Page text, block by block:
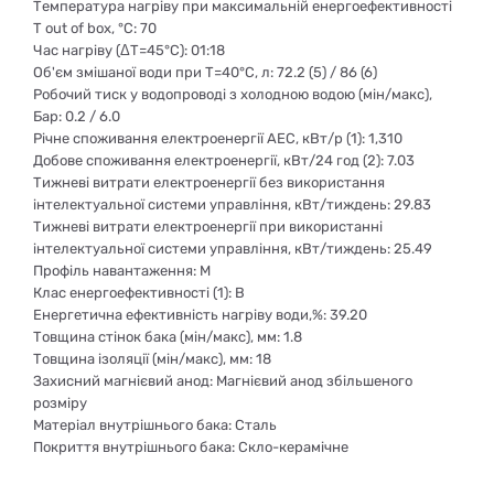
Температура нагріву при максимальній енергоефективності
T out of box, °С: 70
Час нагріву (ΔT=45°С): 01:18
Об'єм змішаної води при Т=40°С, л: 72.2 (5) / 86 (6)
Робочий тиск у водопроводі з холодною водою (мін/макс),
Бар: 0.2 / 6.0
Річне споживання електроенергії АЕС, кВт/р (1): 1,310
Добове споживання електроенергії, кВт/24 год (2): 7.03
Тижневі витрати електроенергії без використання
інтелектуальної системи управління, кВт/тиждень: 29.83
Тижневі витрати електроенергії при використанні
інтелектуальної системи управління, кВт/тиждень: 25.49
Профіль навантаження: M
Клас енергоефективності (1): B
Енергетична ефективність нагріву води,%: 39.20
Товщина стінок бака (мін/макс), мм: 1.8
Товщина ізоляції (мін/макс), мм: 18
Захисний магнієвий анод: Магнієвий анод збільшеного
розміру
Матеріал внутрішнього бака: Сталь
Покриття внутрішнього бака: Скло-керамічне